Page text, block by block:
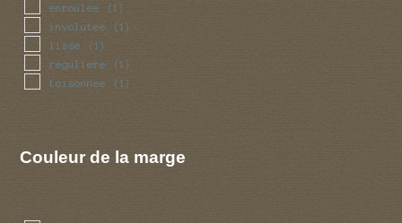
enroulee (1)
involutee (1)
lisse (1)
reguliere (1)
toisonnee (1)
Couleur de la marge